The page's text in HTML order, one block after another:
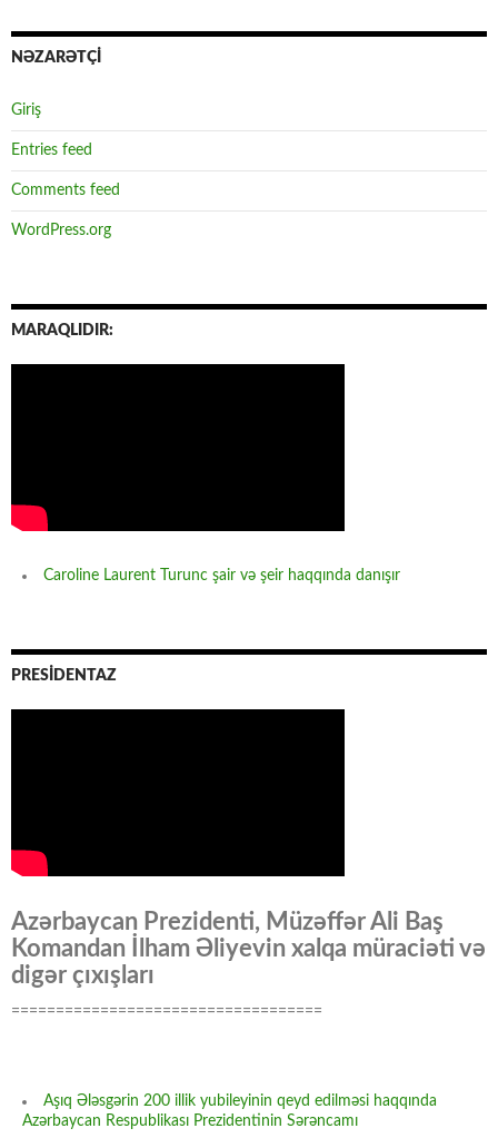
NƏZARƏTÇİ
Giriş
Entries feed
Comments feed
WordPress.org
MARAQLIDIR:
Caroline Laurent Turunc şair və şeir haqqında danışır
PRESİDENTAZ
Azərbaycan Prezidenti, Müzəffər Ali Baş
Komandan İlham Əliyevin xalqa müraciəti və
digər çıxışları
===================================
Aşıq Ələsgərin 200 illik yubileyinin qeyd edilməsi haqqında
Azərbaycan Respublikası Prezidentinin Sərəncamı